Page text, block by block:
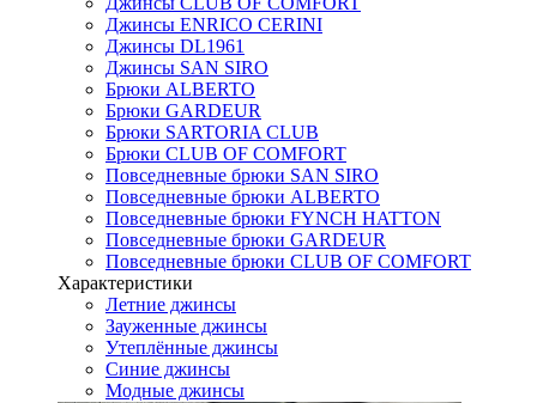
Джинсы ENRICO CERINI
Джинсы DL1961
Джинсы SAN SIRO
Брюки ALBERTO
Брюки GARDEUR
Брюки SARTORIA CLUB
Брюки CLUB OF COMFORT
Повседневные брюки SAN SIRO
Повседневные брюки ALBERTO
Повседневные брюки FYNCH HATTON
Повседневные брюки GARDEUR
Повседневные брюки CLUB OF COMFORT
Характеристики
Летние джинсы
Зауженные джинсы
Утеплённые джинсы
Синие джинсы
Модные джинсы